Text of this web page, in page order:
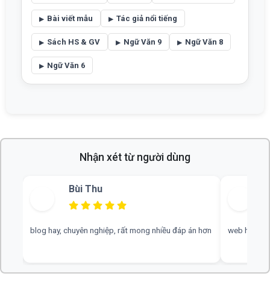
Bài viết mẫu Tác giả nổi tiếng
Sách HS & GV Ngữ Văn 9 Ngữ Văn 8
Ngữ Văn 6
Nhận xét từ người dùng
Bùi Thu
blog hay, chuyên nghiệp, rất mong nhiều đáp án hơn web hay,